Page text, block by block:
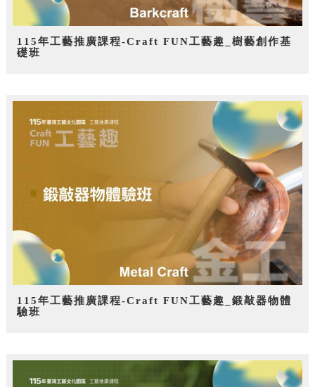
115年工藝推廣課程-Craft FUN工藝趣_樹藝創作基
礎班
115年工藝推廣課程-Craft FUN工藝趣_鍛敲器物體
驗班